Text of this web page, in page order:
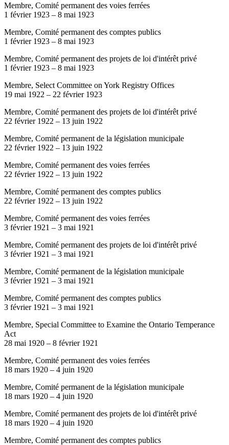
Membre, Comité permanent des voies ferrées
1 février 1923 – 8 mai 1923
Membre, Comité permanent des comptes publics
1 février 1923 – 8 mai 1923
Membre, Comité permanent des projets de loi d'intérêt privé
1 février 1923 – 8 mai 1923
Membre, Select Committee on York Registry Offices
19 mai 1922 – 22 février 1923
Membre, Comité permanent des projets de loi d'intérêt privé
22 février 1922 – 13 juin 1922
Membre, Comité permanent de la législation municipale
22 février 1922 – 13 juin 1922
Membre, Comité permanent des voies ferrées
22 février 1922 – 13 juin 1922
Membre, Comité permanent des comptes publics
22 février 1922 – 13 juin 1922
Membre, Comité permanent des voies ferrées
3 février 1921 – 3 mai 1921
Membre, Comité permanent des projets de loi d'intérêt privé
3 février 1921 – 3 mai 1921
Membre, Comité permanent de la législation municipale
3 février 1921 – 3 mai 1921
Membre, Comité permanent des comptes publics
3 février 1921 – 3 mai 1921
Membre, Special Committee to Examine the Ontario Temperance
Act
28 mai 1920 – 8 février 1921
Membre, Comité permanent des voies ferrées
18 mars 1920 – 4 juin 1920
Membre, Comité permanent de la législation municipale
18 mars 1920 – 4 juin 1920
Membre, Comité permanent des projets de loi d'intérêt privé
18 mars 1920 – 4 juin 1920
Membre, Comité permanent des comptes publics